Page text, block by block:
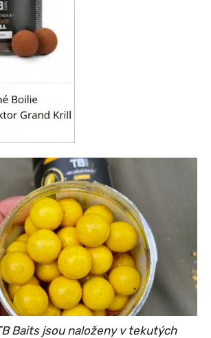
Baits jsou naloženy v tekutých